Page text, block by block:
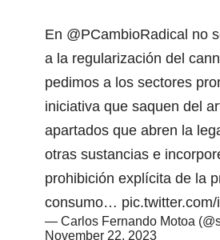
En @PCambioRadical no
a la regularización del
pedimos a los sectores
iniciativa que saquen del
apartados que abren la
otras sustancias e
prohibición explícita de la
consumo…
— Carlos Fernando Motoa
November 22, 2023